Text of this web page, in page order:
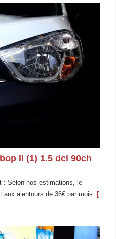
II (1) 1.5 dci 90ch
: Selon nos estimations, le
aux alentours de 36€ par mois. [